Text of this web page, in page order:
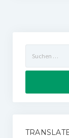
nach: